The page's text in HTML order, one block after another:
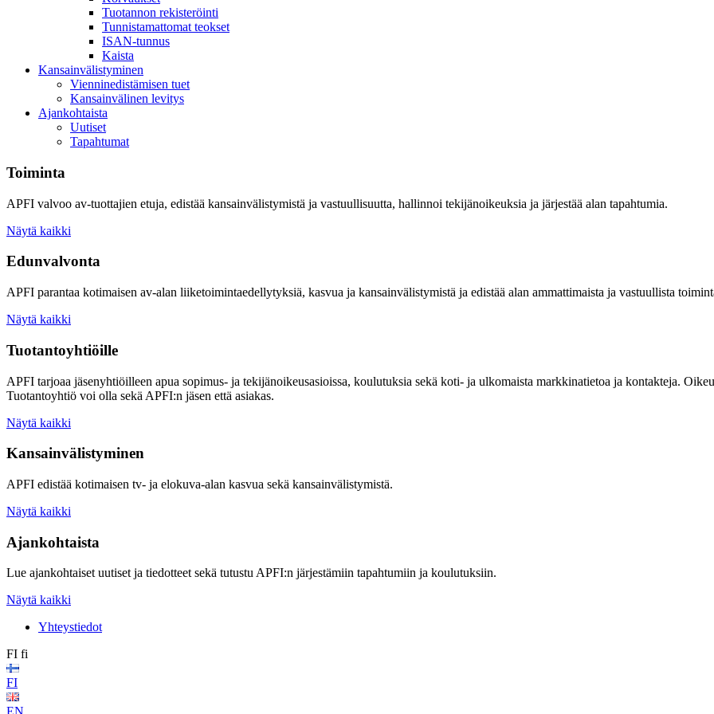
Tuotannon rekisteröinti
Tunnistamattomat teokset
ISAN-tunnus
Kaista
Kansainvälistyminen
Vienninedistämisen tuet
Kansainvälinen levitys
Ajankohtaista
Uutiset
Tapahtumat
Toiminta
APFI valvoo av-tuottajien etuja, edistää kansainvälistymistä ja vastuullisuutta, hallinnoi tekijänoikeuksia ja järjestää alan tapahtumia.
Näytä kaikki
Edunvalvonta
APFI parantaa kotimaisen av-alan liiketoimintaedellytyksiä, kasvua ja kansainvälistymistä ja edistää alan ammattimaista ja vastuullista
Näytä kaikki
Tuotantoyhtiöille
APFI tarjoaa jäsenyhtiöilleen apua sopimus- ja tekijänoikeusasioissa, koulutuksia sekä koti- ja ulkomaista markkinatietoa ja kontakteja.
Tuotantoyhtiö voi olla sekä APFI:n jäsen että asiakas.
Näytä kaikki
Kansainvälistyminen
APFI edistää kotimaisen tv- ja elokuva-alan kasvua sekä kansainvälistymistä.
Näytä kaikki
Ajankohtaista
Lue ajankohtaiset uutiset ja tiedotteet sekä tutustu APFI:n järjestämiin tapahtumiin ja koulutuksiin.
Näytä kaikki
Yhteystiedot
FI fi
FI